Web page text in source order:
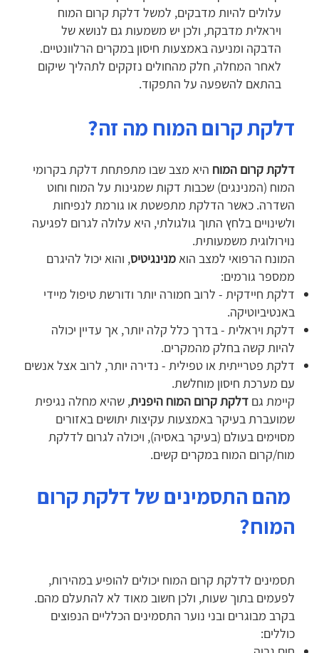
עלולים להיות מדבקים, למשל דלקת קרום המוח
ויראלית מדבקת, ולכן יש משמעות גם לנושא של
הדבקה ומניעה באמצעות חיסון במקרים הרלוונטיים.
לאחר המחלה, חלק מהחולים נזקקים לתהליך שיקום
בהתאם להשפעה על התפקוד.
דלקת קרום המוח מה זה?
דלקת קרום המוח היא מצב שבו מתפתחת דלקת בקרומי
המוח (המנינגים) שכבות דקות שמגינות על המוח וחוט
השדרה. כאשר הדלקת מתפשטת או גורמת לנפיחות
ולשינויים בלחץ התוך גולגולתי, היא עלולה לגרום לפגיעה
נוירולוגית משמעותית.
המונח הרפואי למצב הואמנינגיטיס, והוא יכול להיגרם
ממספר גורמים:
דלקת חיידקית - לרוב חמורה יותר ודורשת טיפול מיידי
באנטיביוטיקה.
דלקת ויראלית - בדרך כלל קלה יותר, אך עדיין יכולה
להיות קשה בחלק מהמקרים.
דלקת פטרייתית או טפילית - נדירה יותר, לרוב אצל אנשים
עם מערכת חיסון מוחלשת.
קיימת גם דלקת קרום המוח היפנית, שהיא מחלה נגיפית
שמועברת בעיקר באמצעות עקיצות יתושים באזורים
מסוימים בעולם (בעיקר באסיה), ויכולה לגרום לדלקת
מוח/קרום המוח במקרים קשים.
מהם התסמינים של דלקת קרום
המוח?
תסמינים לדלקת קרום המוח יכולים להופיע במהירות,
לפעמים בתוך שעות, ולכן חשוב מאוד לא להתעלם מהם.
בקרב מבוגרים ובני נוער התסמינים הכלליים הנפוצים
כוללים: